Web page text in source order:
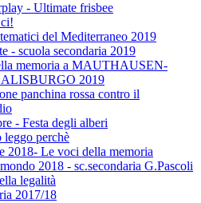
- Ultimate frisbee
del Mediterraneo 2019
- scuola secondaria 2019
memoria a MAUTHAUSEN-
2019
panchina rossa contro il
- Festa degli alberi
leggo perchè
2018- Le voci della memoria
2018 - sc.secondaria G.Pascoli
legalità
2017/18